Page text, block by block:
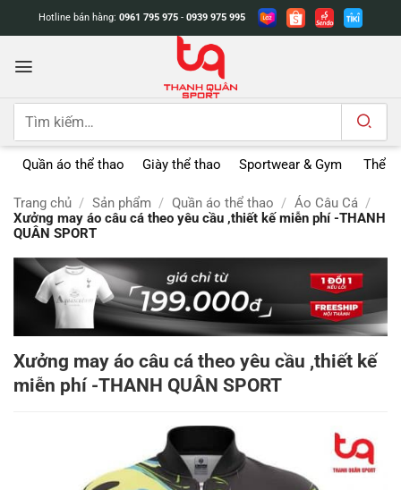
dung
Hotline bán hàng: 0961 795 975 - 0939 975 995
Tìm
Quần áo thể thao Giày thể thao Sportwear & Gym Thể
Trang chủ / Sản phẩm / Quần áo thể thao / Áo Câu Cá /
Xưởng may áo câu cá theo yêu cầu ,thiết kế miễn phí -THANH
QUÂN SPORT
Xưởng may áo câu cá theo yêu cầu ,thiết kế
miễn phí -THANH QUÂN SPORT